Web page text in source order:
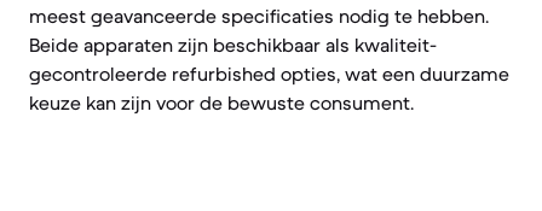
meest geavanceerde specificaties nodig te hebben.
Beide apparaten zijn beschikbaar als kwaliteit-
gecontroleerde refurbished opties, wat een duurzame
keuze kan zijn voor de bewuste consument.